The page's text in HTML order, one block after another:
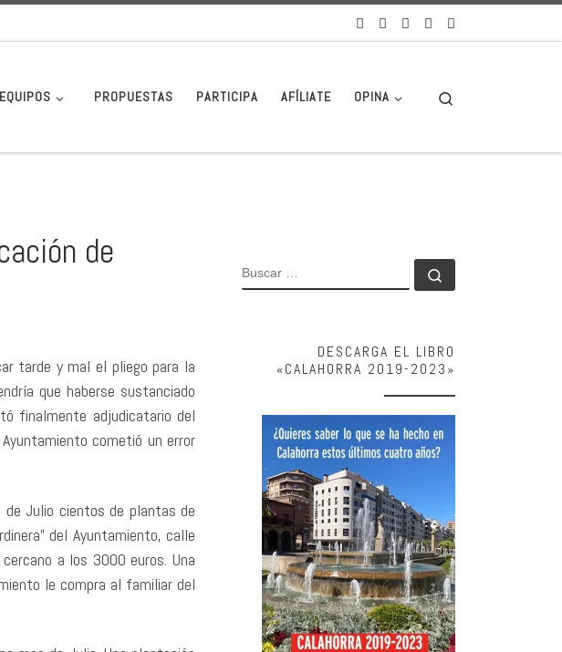
PROPUESTAS PARTICIPA AFÍLIATE OPINA
de
tarde y mal el pliego para la
que haberse sustanciado
finalmente adjudicatario del
cometió un error
Julio cientos de plantas de
del Ayuntamiento, calle
a los 3000 euros. Una
le compra al familiar del
BUSCAR
DESCARGA EL LIBRO
«CALAHORRA 2019-2023»